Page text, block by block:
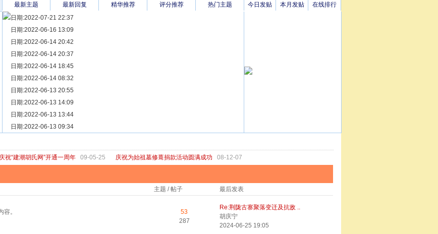
最新主题 最新回复 精华推荐 评分推荐 热门主题 今日发贴 本月发贴
在线排行
日期:2022-07-21 22:37
[ 宗亲新闻 ] 同为宗亲，血脉相连——记陆丰碣石宗亲到祖家京陇居地探亲问祖
日期:2022-06-16 13:09
[ 族谱知识 ] 漫话辈份
日期:2022-06-14 20:42
[ 族谱知识 ] 修族谱的用字规范与说明
日期:2022-06-14 20:37
[ 族谱知识 ] 一元等于多少年？
日期:2022-06-14 18:45
[ 散文随笔 ] 写给远在天堂的父亲——胡棉创
日期:2022-06-14 08:32
[ 宗亲新闻 ] 关于“金鸡落洋”祖坟复原修缮的倡议
日期:2022-06-13 20:55
[ 庙堂宗祠 ] 洽礼祖祠
日期:2022-06-13 14:09
[ 庙堂宗祠 ] 京华胡氏二世祖祠
日期:2022-06-13 13:44
[ 庙堂宗祠 ] 祖祠、家庙
日期:2022-06-13 09:34
祝“建潮胡氏网”开通一周年 09-05-25 庆祝为始祖墓修葺捐款活动圆满成功 08-12-07
主题 / 帖子
最后发表
。
53
287
Re:荆陇古寨聚落变迁及抗敌 ..
胡庆宁
2024-06-25 19:05